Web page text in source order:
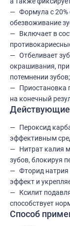
Формула с
обезвоживание
Включает в
Отбеливает
окрашивания,
потемнении зубов;
Приостановка
на конечный
Пероксид
эффективным
Нитрат калия
зубов, блокируя
Фторид натрия
эффект и
Ксилит
способствует
Способ